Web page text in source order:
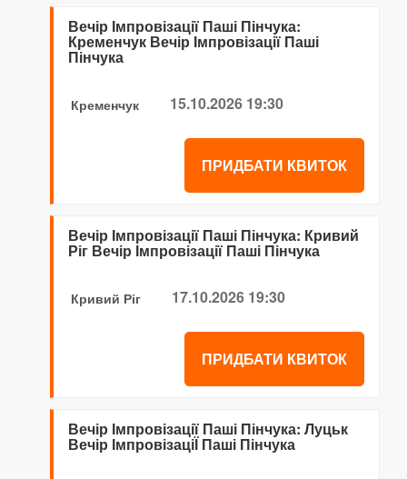
Вечір Імпровізації Паші Пінчука:
Кременчук Вечір Імпровізації Паші
Пінчука
Кременчук 15.10.2026 19:30
ПРИДБАТИ КВИТОК
Вечір Імпровізації Паші Пінчука: Кривий
Ріг Вечір Імпровізації Паші Пінчука
Кривий Ріг 17.10.2026 19:30
ПРИДБАТИ КВИТОК
Вечір Імпровізації Паші Пінчука: Луцьк
Вечір ІмпровізаціЇ Паші Пінчука